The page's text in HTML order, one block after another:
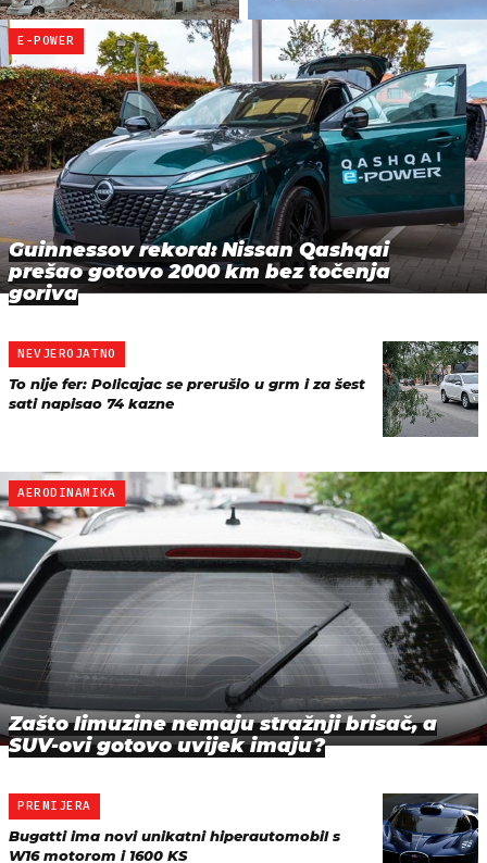
E-POWER
Guinnessov rekord: Nissan Qashqai
prešao gotovo 2000 km bez točenja
goriva
NEVJEROJATNO
To nije fer: Policajac se prerušio u grm i za šest
sati napisao 74 kazne
AERODINAMIKA
Zašto limuzine nemaju stražnji brisač, a
SUV-ovi gotovo uvijek imaju?
PREMIJERA
Bugatti ima novi unikatni hiperautomobil s
W16 motorom i 1600 KS